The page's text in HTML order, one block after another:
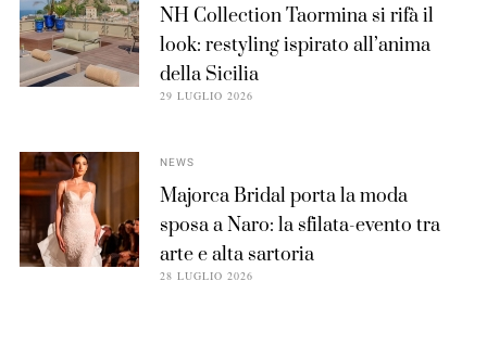
NH Collection Taormina si rifà il
look: restyling ispirato all’anima
della Sicilia
29 LUGLIO 2026
NEWS
Majorca Bridal porta la moda
sposa a Naro: la sfilata-evento tra
arte e alta sartoria
28 LUGLIO 2026